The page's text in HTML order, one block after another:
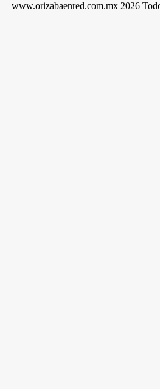
www.orizabaenred.com.mx 2026